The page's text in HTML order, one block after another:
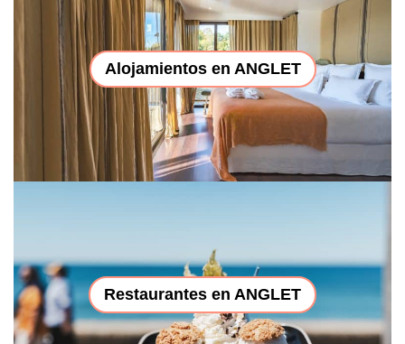
Alojamientos en ANGLET
Restaurantes en ANGLET